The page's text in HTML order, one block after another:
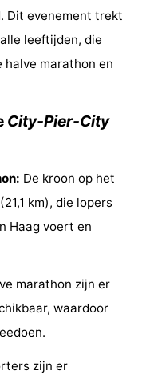
Dit evenement trekt
leeftijden, die
halve marathon en
City-Pier-City
De kroon op het
km), die lopers
Haag voert en
marathon zijn er
waardoor
zijn er